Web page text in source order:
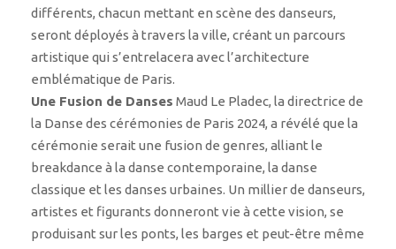
différents, chacun mettant en scène des danseurs,
seront déployés à travers la ville, créant un parcours
artistique qui s’entrelacera avec l’architecture
emblématique de Paris.
Une Fusion de Danses Maud Le Pladec, la directrice de
la Danse des cérémonies de Paris 2024, a révélé que la
cérémonie serait une fusion de genres, alliant le
breakdance à la danse contemporaine, la danse
classique et les danses urbaines. Un millier de danseurs,
artistes et figurants donneront vie à cette vision, se
produisant sur les ponts, les barges et peut-être même